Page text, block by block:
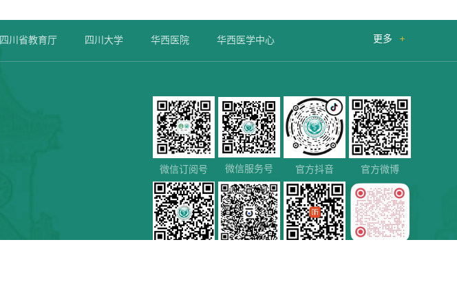
四川省教育厅 四川大学 华西医院 华西医学中心 更多 
微信订阅号 微信服务号 官方抖音 官方微博